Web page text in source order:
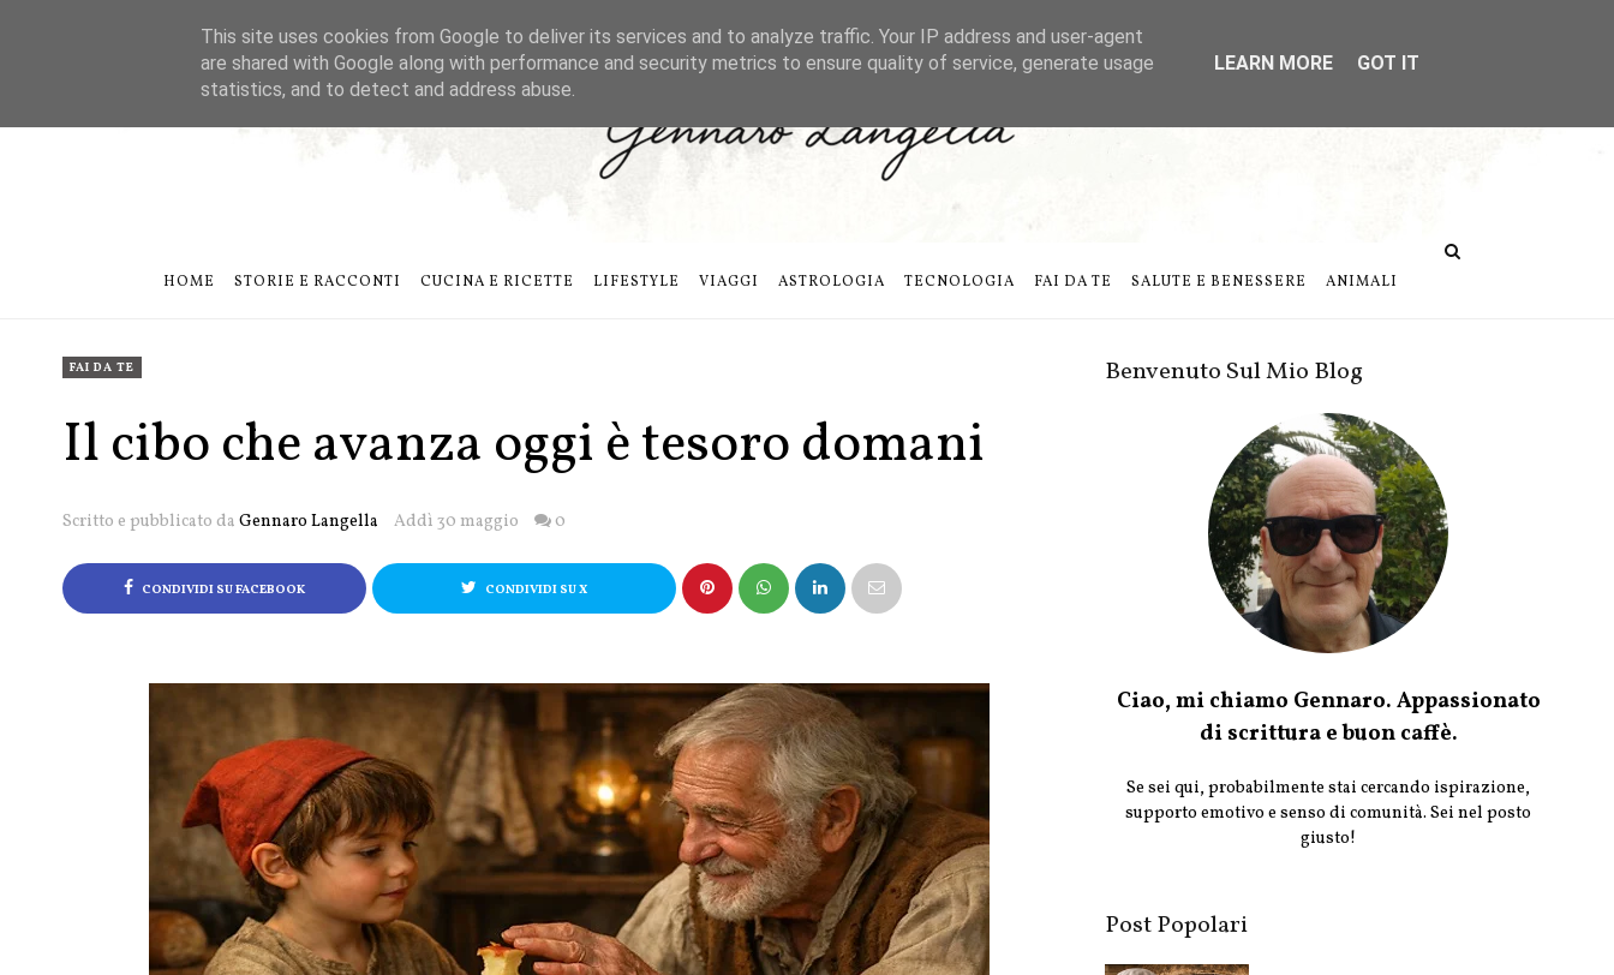
HOME STORIE E RACCONTI CUCINA E RICETTE LIFESTYLE VIAGGI ASTROLOGIA TECNOLOGIA FAI DA TE SALUTE E BENESSERE ANIMALI
FAI DA TE
Il cibo che avanza oggi è tesoro domani
Scritto e pubblicato da Gennaro Langella Addì 30 maggio 0
CONDIVIDI SU FACEBOOK CONDIVIDI SU X
Benvenuto Sul Mio Blog
Ciao, mi chiamo Gennaro. Appassionato
di scrittura e buon caffè.
Se sei qui, probabilmente stai cercando ispirazione,
supporto emotivo e senso di comunità. Sei nel posto
giusto!
Post Popolari
This site uses cookies from Google to deliver its services and to analyze traffic. Your IP address and user-agent
are shared with Google along with performance and security metrics to ensure quality of service, generate usage
statistics, and to detect and address abuse.
LEARN MORE GOT IT